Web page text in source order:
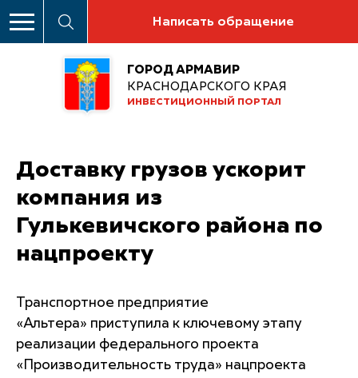
Написать обращение
ГОРОД АРМАВИР
КРАСНОДАРСКОГО КРАЯ
ИНВЕСТИЦИОННЫЙ ПОРТАЛ
Доставку грузов ускорит
компания из
Гулькевичского района по
нацпроекту
Транспортное предприятие
«Альтера» приступила к ключевому этапу
реализации федерального проекта
«Производительность труда» нацпроекта